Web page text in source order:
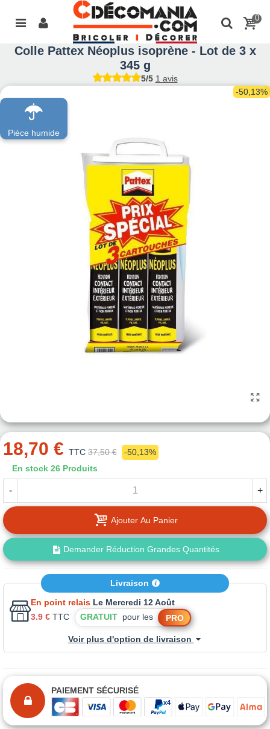
0
Colle Pattex Néoplus isoprène - Lot de 3 x
345 g
5/5 1 avis
Pièce humide
-50,13%
18,70 € TTC 37,50 €
-50,13%
En stock 26 Produits
- +
Ajouter Au Panier
Demander Réduction Grandes Quantités
Livraison
En point relais Le Mercredi 12 Août
3.9 € TTC GRATUIT pour les PRO
Voir plus d'option de livraison
PAIEMENT SÉCURISÉ